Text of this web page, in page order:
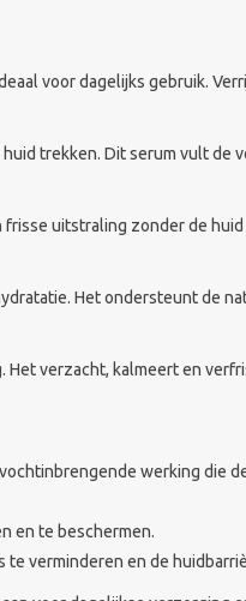
voor dagelijks gebruik.
trekken. Dit serum vult de
uitstraling zonder de
Het ondersteunt de
verzacht, kalmeert en
werking die
en te beschermen.
verminderen en de